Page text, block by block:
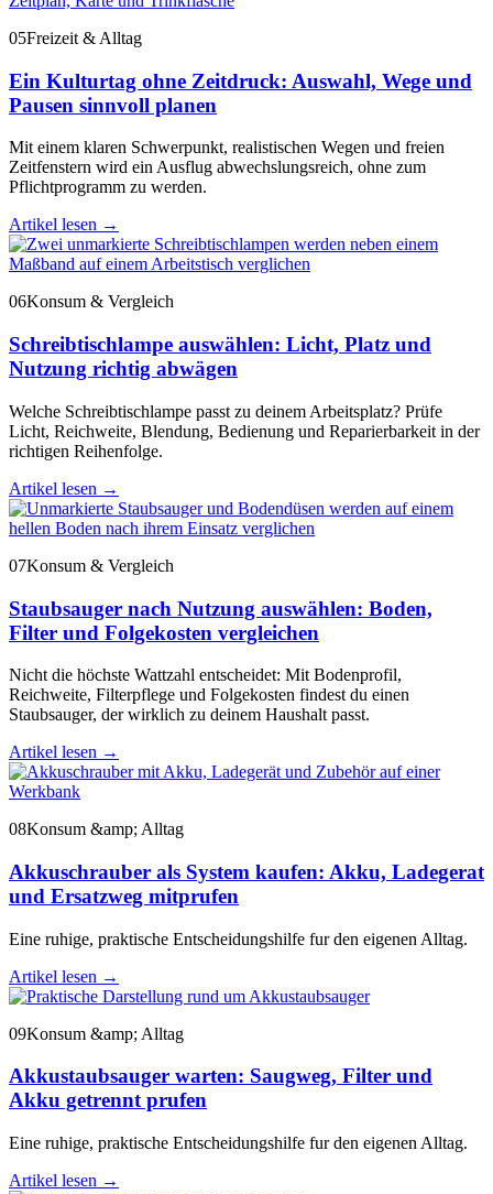
05Freizeit & Alltag
Ein Kulturtag ohne Zeitdruck: Auswahl, Wege und
Pausen sinnvoll planen
Mit einem klaren Schwerpunkt, realistischen Wegen und freien
Zeitfenstern wird ein Ausflug abwechslungsreich, ohne zum
Pflichtprogramm zu werden.
Artikel lesen →
06Konsum & Vergleich
Schreibtischlampe auswählen: Licht, Platz und
Nutzung richtig abwägen
Welche Schreibtischlampe passt zu deinem Arbeitsplatz? Prüfe
Licht, Reichweite, Blendung, Bedienung und Reparierbarkeit in der
richtigen Reihenfolge.
Artikel lesen →
07Konsum & Vergleich
Staubsauger nach Nutzung auswählen: Boden,
Filter und Folgekosten vergleichen
Nicht die höchste Wattzahl entscheidet: Mit Bodenprofil,
Reichweite, Filterpflege und Folgekosten findest du einen
Staubsauger, der wirklich zu deinem Haushalt passt.
Artikel lesen →
08Konsum &amp; Alltag
Akkuschrauber als System kaufen: Akku, Ladegerat
und Ersatzweg mitprufen
Eine ruhige, praktische Entscheidungshilfe fur den eigenen Alltag.
Artikel lesen →
09Konsum &amp; Alltag
Akkustaubsauger warten: Saugweg, Filter und
Akku getrennt prufen
Eine ruhige, praktische Entscheidungshilfe fur den eigenen Alltag.
Artikel lesen →